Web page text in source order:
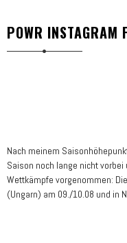
POWR INSTAGRAM
Nach meinem
Saison noch lange nicht
Wettkämpfe vorgenommen:
(Ungarn) am 09./10.08 und in